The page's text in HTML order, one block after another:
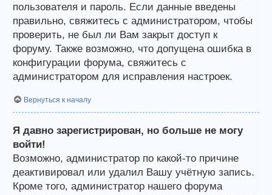
пользователя и пароль. Если данные введены
правильно, свяжитесь с администратором, чтобы
проверить, не был ли Вам закрыт доступ к
форуму. Также возможно, что допущена ошибка в
конфигурации форума, свяжитесь с
администратором для исправления настроек.
Вернуться к началу
Я давно зарегистрирован, но больше не могу
войти!
Возможно, администратор по какой-то причине
деактивировал или удалил Вашу учётную запись.
Кроме того, администратор нашего форума